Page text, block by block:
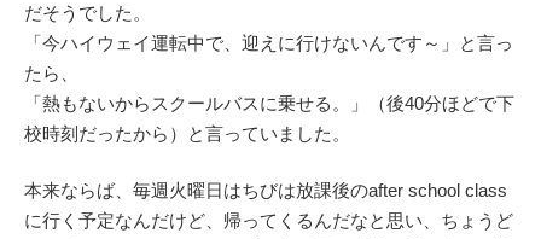
だそうでした。
「今ハイウェイ運転中で、迎えに行けないんです～」と言っ
たら、
「熱もないからスクールバスに乗せる。」（後40分ほどで下
校時刻だったから）と言っていました。
本来ならば、毎週火曜日はちびは放課後のafter school class
に行く予定なんだけど、帰ってくるんだなと思い、ちょうど